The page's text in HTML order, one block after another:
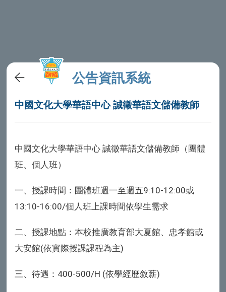
公告資訊系統
中國文化大學華語中心 誠徵華語文儲備教師
中國文化大學華語中心 誠徵華語文儲備教師（團體
班、個人班）
一、授課時間 ：團體班週一至週五9:10-12:00或
13:10-16:00/個人班上課時間依學生需求
二、授課地點：本校推廣教育部大夏館、忠孝館或
大安館(依實際授課課程為主)
三、待遇： 400-500/H (依學經歷敘薪)